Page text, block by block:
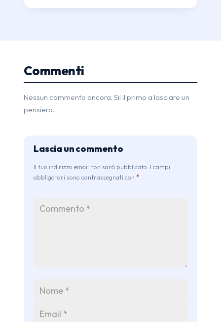
Commenti
Nessun commento ancora. Sii il primo a lasciare un
pensiero.
Lascia un commento
Il tuo indirizzo email non sarà pubblicato. I campi
obbligatori sono contrassegnati con *